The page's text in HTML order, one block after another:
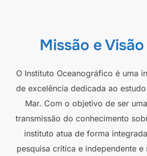
Missão e
O Instituto Oceanográfico é uma
de excelência dedicada ao
Mar. Com o objetivo de ser
transmissão do conhecimento
instituto atua de forma
pesquisa crítica e independente